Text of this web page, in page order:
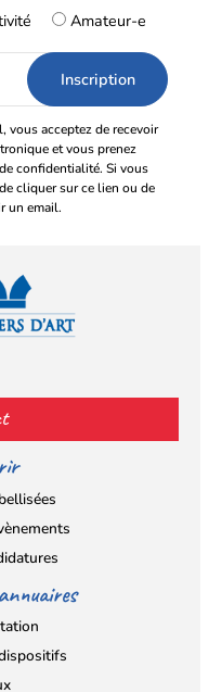
Amateur-e
vous acceptez de recevoir
et vous prenez
confidentialité. Si vous
cliquer sur ce lien ou de
un email.
(s’ouvre
un
nouvel
onglet)